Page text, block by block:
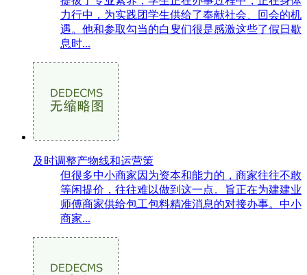
力行中，为实践团学生供给了奉献社会、回会的机
遇。他和参取勾当的白叟们很是感激这些了假日歇
息时...
及时调整产物线和运营策
但很多中小商家因为资本和能力的，商家往往不敢
等闲提价，往往难以做到这一点。旨正在为建建业
师傅商家供给包工包料精准消息的对接办事。中小
商家...